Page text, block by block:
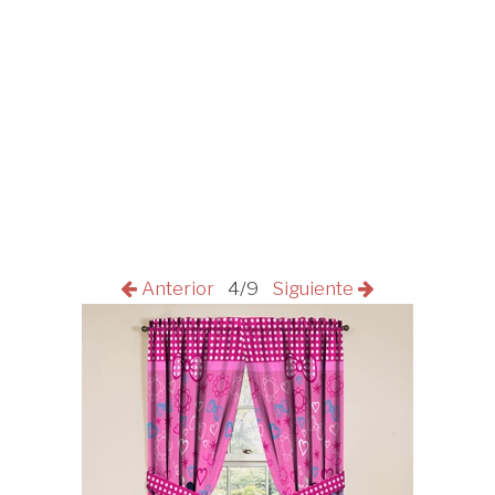
Anterior 4/9 Siguiente